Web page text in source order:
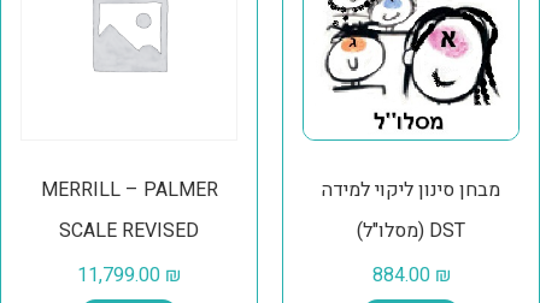
MERRILL – PALMER
SCALE REVISED
11,799.00 ₪
מבחן סינון ליקוי למידה
(מסלו"ל) DST
884.00 ₪